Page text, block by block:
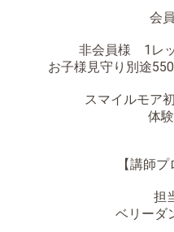
会
非会員様 1レ
お子様見守り別途
スマイルモア
体
【講師
担
ベリーダ